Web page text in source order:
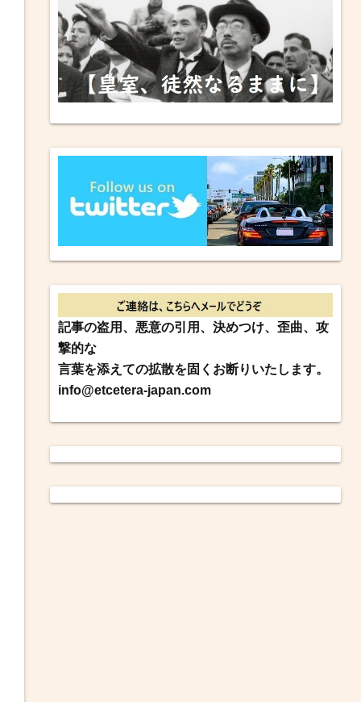
記事の盗用、悪意の引用、決めつけ、歪曲、攻
撃的な
言葉を添えての拡散を固くお断りいたします。
info@etcetera-japan.com